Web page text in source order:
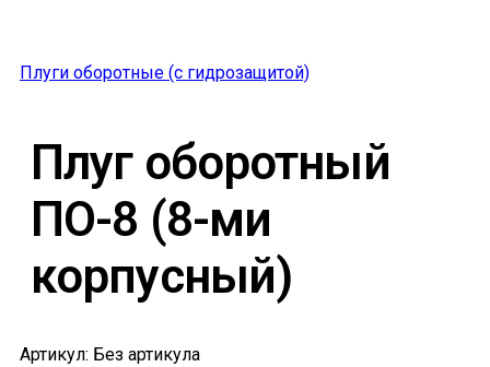
Плуги оборотные (с гидрозащитой)
Плуг оборотный
ПО-8 (8-ми
корпусный)
Артикул: Без артикула